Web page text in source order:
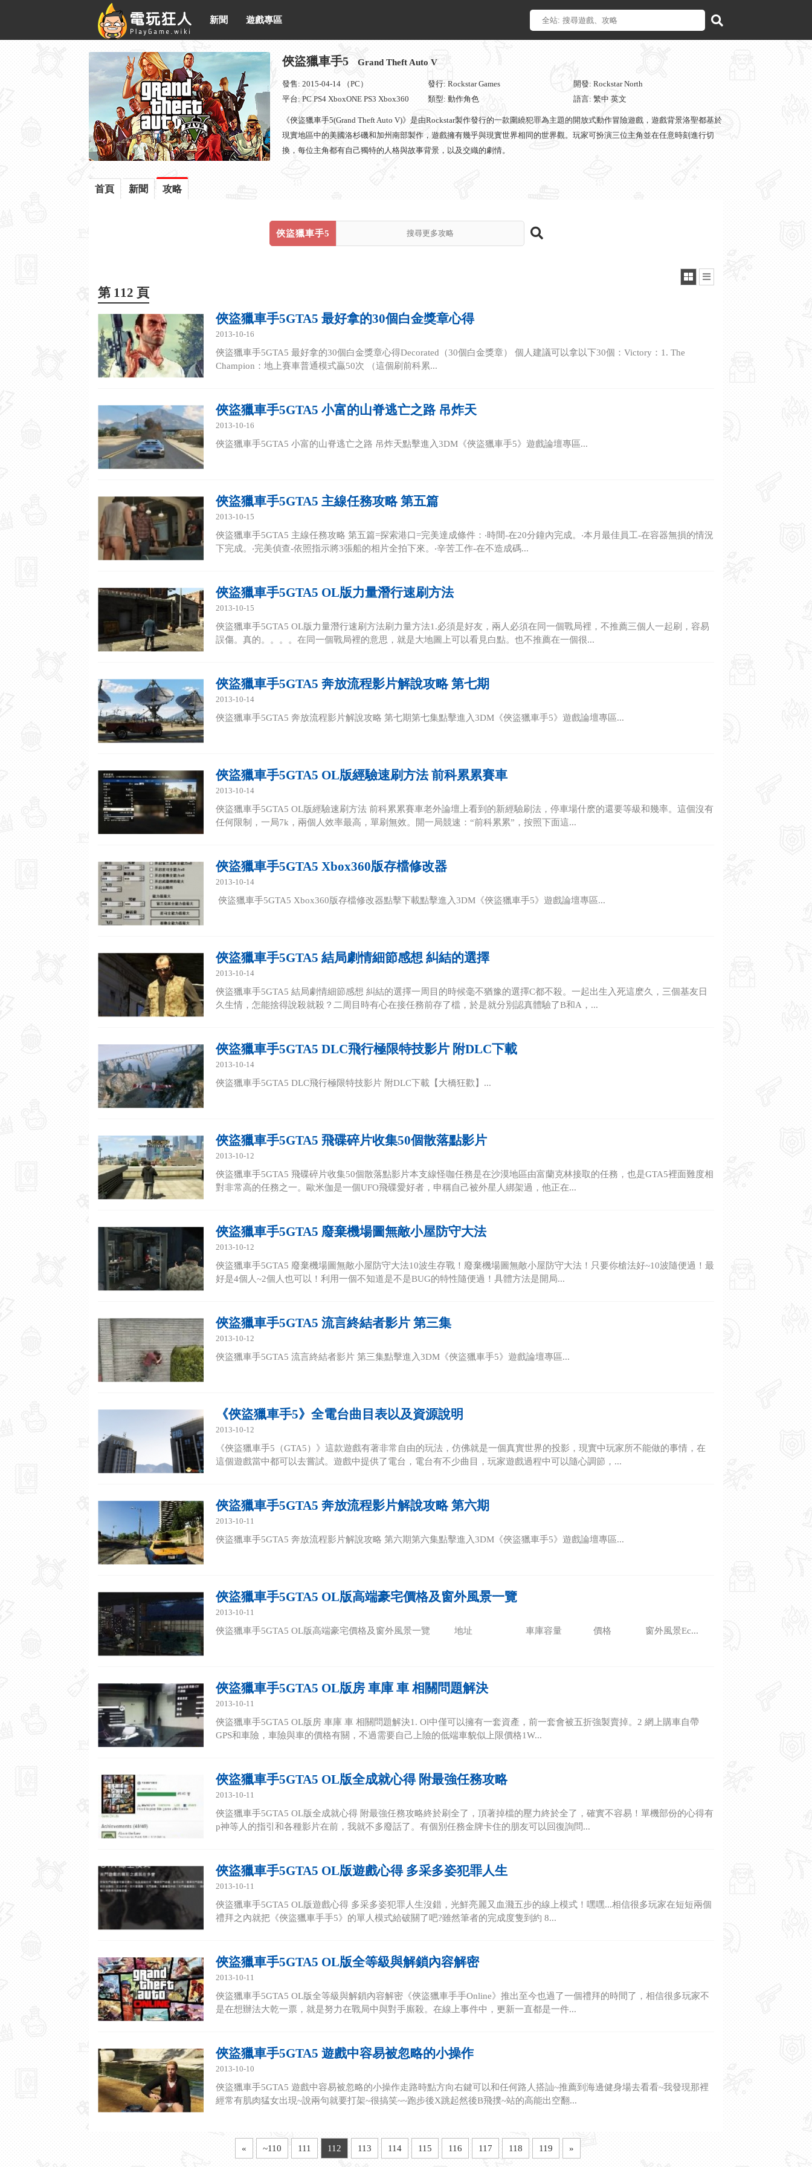
新聞 遊戲專區
俠盜獵車手5 Grand Theft Auto V
發售: 2015-04-14 （PC） 發行: Rockstar Games
開發: Rockstar North
平台: PC PS4 XboxONE PS3 Xbox360
類型: 動作角色 語言: 繁中 英文
《俠盜獵車手5(Grand Theft Auto V)》是由Rockstar製作發行的一款圍繞犯罪為主題的開放式動作冒險遊戲，遊戲背景洛聖都基於
現實地區中的美國洛杉磯和加州南部製作，遊戲擁有幾乎與現實世界相同的世界觀。玩家可扮演三位主角並在任意時刻進行切
換，每位主角都有自己獨特的人格與故事背景，以及交織的劇情。
首頁 新聞 攻略
俠盜獵車手5
第 112 頁
俠盜獵車手5GTA5 最好拿的30個白金獎章心得
2013-10-16
俠盜獵車手5GTA5 最好拿的30個白金獎章心得Decorated（30個白金獎章） 個人建議可以拿以下30個：Victory：1. The
Champion：地上賽車普通模式贏50次 （這個刷前科累...
俠盜獵車手5GTA5 小富的山脊逃亡之路 吊炸天
2013-10-16
俠盜獵車手5GTA5 小富的山脊逃亡之路 吊炸天點擊進入3DM《俠盜獵車手5》遊戲論壇專區...
俠盜獵車手5GTA5 主線任務攻略 第五篇
2013-10-15
俠盜獵車手5GTA5 主線任務攻略 第五篇=探索港口=完美達成條件：‧時間-在20分鐘內完成。‧本月最佳員工-在容器無損的情況
下完成。‧完美偵查-依照指示將3張船的相片全拍下來。‧辛苦工作-在不造成碼...
俠盜獵車手5GTA5 OL版力量潛行速刷方法
2013-10-15
俠盜獵車手5GTA5 OL版力量潛行速刷方法刷力量方法1.必須是好友，兩人必須在同一個戰局裡，不推薦三個人一起刷，容易
誤傷。真的。。。。在同一個戰局裡的意思，就是大地圖上可以看見白點。也不推薦在一個很...
俠盜獵車手5GTA5 奔放流程影片解說攻略 第七期
2013-10-14
俠盜獵車手5GTA5 奔放流程影片解說攻略 第七期第七集點擊進入3DM《俠盜獵車手5》遊戲論壇專區...
俠盜獵車手5GTA5 OL版經驗速刷方法 前科累累賽車
2013-10-14
俠盜獵車手5GTA5 OL版經驗速刷方法 前科累累賽車老外論壇上看到的新經驗刷法，停車場什麽的還要等級和幾率。這個沒有
任何限制，一局7k，兩個人效率最高，單刷無效。開一局競速：“前科累累”，按照下面這...
俠盜獵車手5GTA5 Xbox360版存檔修改器
2013-10-14
俠盜獵車手5GTA5 Xbox360版存檔修改器點擊下載點擊進入3DM《俠盜獵車手5》遊戲論壇專區...
俠盜獵車手5GTA5 結局劇情細節感想 糾結的選擇
2013-10-14
俠盜獵車手5GTA5 結局劇情細節感想 糾結的選擇一周目的時候毫不猶豫的選擇C都不殺。一起出生入死這麽久，三個基友日
久生情，怎能捨得說殺就殺？二周目時有心在接任務前存了檔，於是就分別認真體驗了B和A，...
俠盜獵車手5GTA5 DLC飛行極限特技影片 附DLC下載
2013-10-14
俠盜獵車手5GTA5 DLC飛行極限特技影片 附DLC下載【大橋狂歡】...
俠盜獵車手5GTA5 飛碟碎片收集50個散落點影片
2013-10-12
俠盜獵車手5GTA5 飛碟碎片收集50個散落點影片本支線怪咖任務是在沙漠地區由富蘭克林接取的任務，也是GTA5裡面難度相
對非常高的任務之一。歐米伽是一個UFO飛碟愛好者，申稱自己被外星人綁架過，他正在...
俠盜獵車手5GTA5 廢棄機場圖無敵小屋防守大法
2013-10-12
俠盜獵車手5GTA5 廢棄機場圖無敵小屋防守大法10波生存戰！廢棄機場圖無敵小屋防守大法！只要你槍法好~10波隨便過！最
好是4個人~2個人也可以！利用一個不知道是不是BUG的特性隨便過！具體方法是開局...
俠盜獵車手5GTA5 流言終結者影片 第三集
2013-10-12
俠盜獵車手5GTA5 流言終結者影片 第三集點擊進入3DM《俠盜獵車手5》遊戲論壇專區...
《俠盜獵車手5》全電台曲目表以及資源說明
2013-10-12
《俠盜獵車手5（GTA5）》這款遊戲有著非常自由的玩法，仿佛就是一個真實世界的投影，現實中玩家所不能做的事情，在
這個遊戲當中都可以去嘗試。遊戲中提供了電台，電台有不少曲目，玩家遊戲過程中可以隨心調節，...
俠盜獵車手5GTA5 奔放流程影片解說攻略 第六期
2013-10-11
俠盜獵車手5GTA5 奔放流程影片解說攻略 第六期第六集點擊進入3DM《俠盜獵車手5》遊戲論壇專區...
俠盜獵車手5GTA5 OL版高端豪宅價格及窗外風景一覽
2013-10-11
俠盜獵車手5GTA5 OL版高端豪宅價格及窗外風景一覽 地址 車庫容量 價格 窗外風景Ec...
俠盜獵車手5GTA5 OL版房 車庫 車 相關問題解決
2013-10-11
俠盜獵車手5GTA5 OL版房 車庫 車 相關問題解決1. Ol中僅可以擁有一套資產，前一套會被五折強製賣掉。2 網上購車自帶
GPS和車險，車險與車的價格有關，不過需要自己上險的低端車貌似上限價格1W...
俠盜獵車手5GTA5 OL版全成就心得 附最強任務攻略
2013-10-11
俠盜獵車手5GTA5 OL版全成就心得 附最強任務攻略終於刷全了，頂著掉檔的壓力終於全了，確實不容易！單機部份的心得有
p神等人的指引和各種影片在前，我就不多廢話了。有個別任務金牌卡住的朋友可以回復詢問...
俠盜獵車手5GTA5 OL版遊戲心得 多采多姿犯罪人生
2013-10-11
俠盜獵車手5GTA5 OL版遊戲心得 多采多姿犯罪人生沒錯，光鮮亮麗又血濺五步的線上模式！嘿嘿...相信很多玩家在短短兩個
禮拜之內就把《俠盜獵車手手5》的單人模式給破關了吧?雖然筆者的完成度隻到約 8...
俠盜獵車手5GTA5 OL版全等級與解鎖內容解密
2013-10-11
俠盜獵車手5GTA5 OL版全等級與解鎖內容解密《俠盜獵車手手Online》推出至今也過了一個禮拜的時間了，相信很多玩家不
是在想辦法大乾一票，就是努力在戰局中與對手廝殺。在線上事件中，更新一直都是一件...
俠盜獵車手5GTA5 遊戲中容易被忽略的小操作
2013-10-10
俠盜獵車手5GTA5 遊戲中容易被忽略的小操作走路時點方向右鍵可以和任何路人搭訕~推薦到海邊健身場去看看~我發現那裡
經常有肌肉猛女出現~說兩句就要打架~很搞笑~~跑步後X跳起然後B飛撲~站的高能出空翻...
« ~110 111 112 113 114 115 116 117 118 119 »